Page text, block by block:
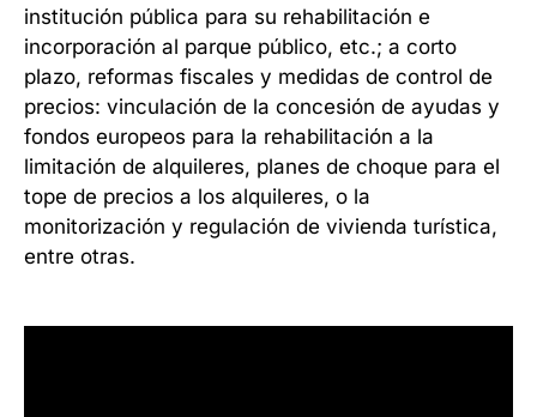
institución pública para su rehabilitación e
incorporación al parque público, etc.; a corto
plazo, reformas fiscales y medidas de control de
precios: vinculación de la concesión de ayudas y
fondos europeos para la rehabilitación a la
limitación de alquileres, planes de choque para el
tope de precios a los alquileres, o la
monitorización y regulación de vivienda turística,
entre otras.